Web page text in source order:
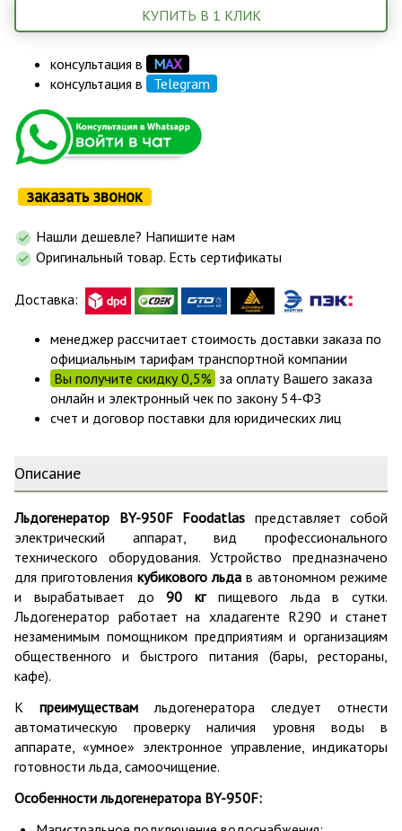
КУПИТЬ В 1 КЛИК
консультация в МАХ
консультация в Telegram
заказать звонок
Нашли дешевле? Напишите нам
Оригинальный товар. Есть сертификаты
Доставка:
менеджер рассчитает стоимость доставки заказа по
официальным тарифам транспортной компании
Вы получите скидку 0,5% за оплату Вашего заказа
онлайн и электронный чек по закону 54-ФЗ
счет и договор поставки для юридических лиц
Описание
Льдогенератор BY-950F Foodatlas представляет собой
электрический аппарат, вид профессионального
технического оборудования. Устройство предназначено
для приготовления кубикового льда в автономном режиме
и вырабатывает до90 кгпищевого льда в сутки.
Льдогенератор работает на хладагенте R290 и станет
незаменимым помощником предприятиям и организациям
общественного и быстрого питания (бары, рестораны,
кафе).
К преимуществам льдогенератора следует отнести
автоматическую проверку наличия уровня воды в
аппарате, «умное» электронное управление, индикаторы
готовности льда, самоочищение.
Особенности льдогенератора BY-950F: